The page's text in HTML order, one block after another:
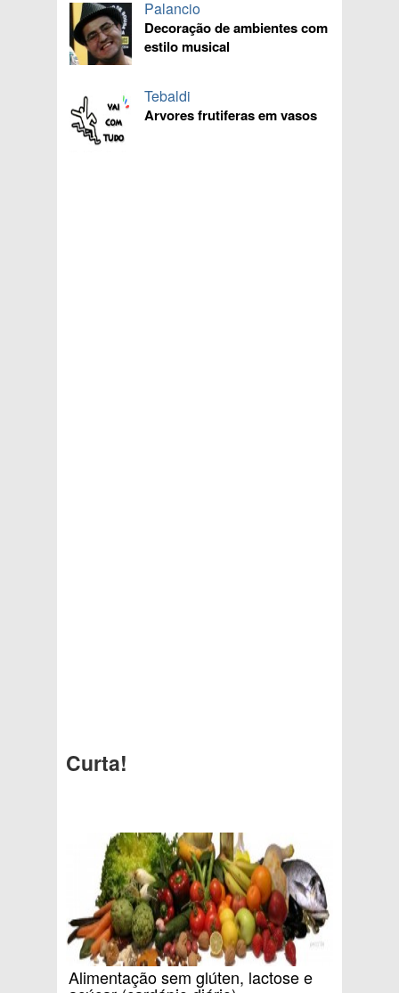
Palancio
Decoração de ambientes com
estilo musical
Tebaldi
Arvores frutiferas em vasos
Curta!
Alimentação sem glúten, lactose e